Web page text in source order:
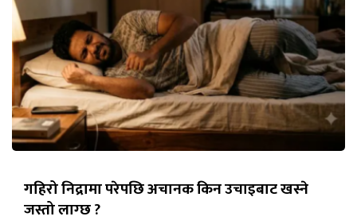
गहिरो निद्रामा परेपछि अचानक किन उचाइबाट खस्ने
जस्तो लाग्छ ?